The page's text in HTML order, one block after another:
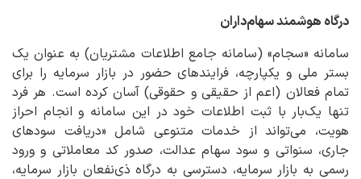
درگاه هوشمند سهام‌داران
سامانه «سجام» (سامانه جامع اطلاعات مشتریان) به عنوان یک
بستر ملی و یکپارچه، فرایندهای حضور در بازار سرمایه را برای
تمام فعالان (اعم از حقیقی و حقوقی) آسان کرده است. هر فرد
تنها یک‌بار با ثبت اطلاعات خود در این سامانه و انجام احراز
هویت، می‌تواند از خدمات متنوعی شامل «دریافت سودهای
جاری، سنواتی و سود سهام عدالت، صدور کد معاملاتی و ورود
رسمی به بازار سرمایه، دسترسی به درگاه ذی‌نفعان بازار سرمایه،